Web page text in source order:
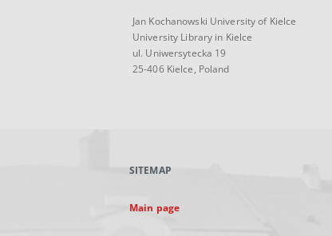
Jan Kochanowski University of Kielce
University Library in Kielce
ul. Uniwersytecka 19
25-406 Kielce, Poland
SITEMAP
Main page